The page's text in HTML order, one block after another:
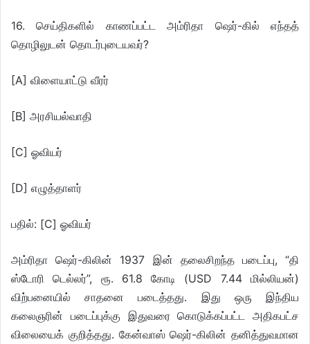
16. செய்திகளில் காணப்பட்ட அம்ரிதா ஷெர்-கில் எந்தத்
தொழிலுடன் தொடர்புடையவர்?
[A] விளையாட்டு வீரர்
[B] அரசியல்வாதி
[C] ஓவியர்
[D] எழுத்தாளர்
பதில்: [C] ஓவியர்
அம்ரிதா ஷெர்-கிலின் 1937 இன் தலைசிறந்த படைப்பு, “தி
ஸ்டோரி டெல்லர்”, ரூ. 61.8 கோடி (USD 7.44 மில்லியன்)
விற்பனையில் சாதனை படைத்தது. இது ஒரு இந்திய
கலைஞரின் படைப்புக்கு இதுவரை கொடுக்கப்பட்ட அதிகபட்ச
விலையைக் குறித்தது. கேன்வாஸ் ஷெர்-கிலின் தனித்துவமான